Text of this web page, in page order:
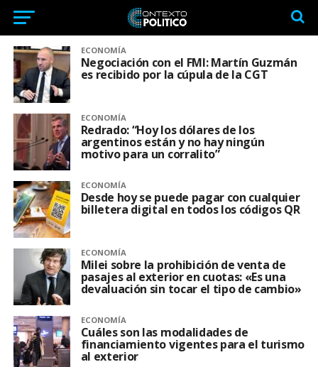
ECONOMÍA
Negociación con el FMI: Martín Guzmán
es recibido por la cúpula de la CGT
ECONOMÍA
Redrado: “Hoy los dólares de los
argentinos están y no hay ningún
motivo para un corralito”
ECONOMÍA
Desde hoy se puede pagar con cualquier
billetera digital en todos los códigos QR
ECONOMÍA
Milei sobre la prohibición de venta de
pasajes al exterior en cuotas: «Es una
devaluación sin tocar el tipo de cambio»
ECONOMÍA
Cuáles son las modalidades de
financiamiento vigentes para el turismo
al exterior